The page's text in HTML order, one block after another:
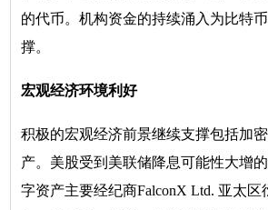
的代币。机构资金的持续涌入为比特
撑。
宏观经济环境利好
积极的宏观经济前景继续支撑包括加
产。美股受到美联储降息可能性大增
字资产主要经纪商FalconX Ltd. 亚太区